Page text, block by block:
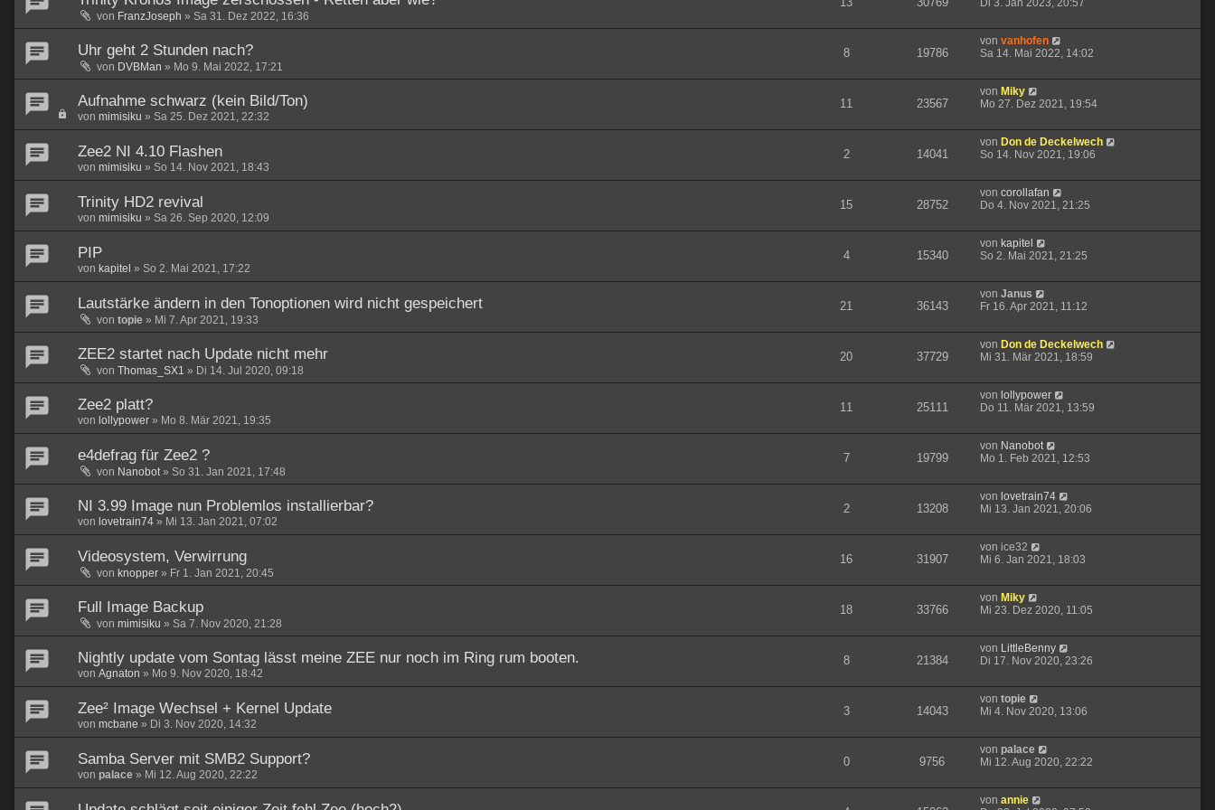
von FranzJoseph » Sa 31. Dez 2022, 16:36
Di 3. Jan 2023, 20:57
Uhr geht 2 Stunden nach?
von DVBMan » Mo 9. Mai 2022, 17:21
8 19786
von vanhofen
Sa 14. Mai 2022, 14:02
Aufnahme schwarz (kein Bild/Ton)
von mimisiku » Sa 25. Dez 2021, 22:32
11 23567
von Miky
Mo 27. Dez 2021, 19:54
Zee2 NI 4.10 Flashen
von mimisiku » So 14. Nov 2021, 18:43
2 14041
von Don de Deckelwech
So 14. Nov 2021, 19:06
Trinity HD2 revival
von mimisiku » Sa 26. Sep 2020, 12:09
15 28752
von corollafan
Do 4. Nov 2021, 21:25
PIP
von kapitel » So 2. Mai 2021, 17:22
4 15340
von kapitel
So 2. Mai 2021, 21:25
Lautstärke ändern in den Tonoptionen wird nicht gespeichert
von topie » Mi 7. Apr 2021, 19:33
21 36143
von Janus
Fr 16. Apr 2021, 11:12
ZEE2 startet nach Update nicht mehr
von Thomas_SX1 » Di 14. Jul 2020, 09:18
20 37729
von Don de Deckelwech
Mi 31. Mär 2021, 18:59
Zee2 platt?
von lollypower » Mo 8. Mär 2021, 19:35
11 25111
von lollypower
Do 11. Mär 2021, 13:59
e4defrag für Zee2 ?
von Nanobot» So 31. Jan 2021, 17:48
7 19799
von Nanobot
Mo 1. Feb 2021, 12:53
NI 3.99 Image nun Problemlos installierbar?
von lovetrain74 » Mi 13. Jan 2021, 07:02
2 13208
von lovetrain74
Mi 13. Jan 2021, 20:06
Videosystem, Verwirrung
von knopper » Fr 1. Jan 2021, 20:45
16 31907
von ice32
Mi 6. Jan 2021, 18:03
Full Image Backup
von mimisiku » Sa 7. Nov 2020, 21:28
18 33766
von Miky
Mi 23. Dez 2020, 11:05
Nightly update vom Sontag lässt meine ZEE nur noch im Ring rum booten.
von Agnaton » Mo 9. Nov 2020, 18:42
8 21384
von LittleBenny
Di 17. Nov 2020, 23:26
Zee² Image Wechsel + Kernel Update
von mcbane » Di 3. Nov 2020, 14:32
3 14043
von topie
Mi 4. Nov 2020, 13:06
Samba Server mit SMB2 Support?
von palace » Mi 12. Aug 2020, 22:22
0 9756
von palace
Mi 12. Aug 2020, 22:22
von annie